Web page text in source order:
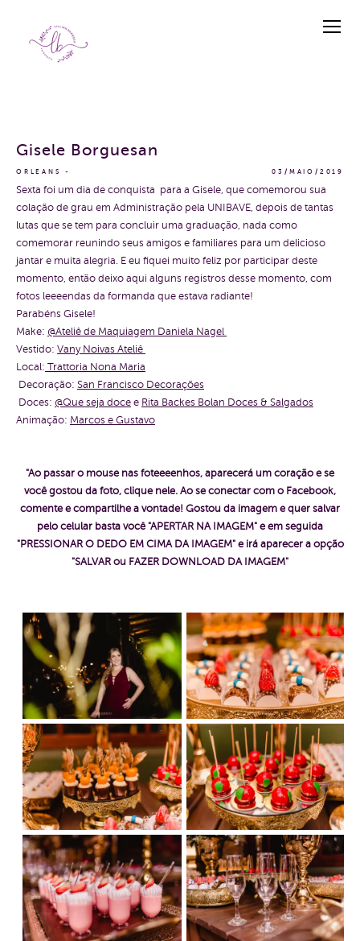
ORLEANS 03/MAIO/2019
Gisele Borguesan
Sexta foi um dia de conquista para a Gisele, que comemorou sua
colação de grau em Administração pela UNIBAVE, depois de tantas
lutas que se tem para concluir uma graduação, nada como
comemorar reunindo seus amigos e familiares para um delicioso
jantar e muita alegria. E eu fiquei muito feliz por participar deste
momento, então deixo aqui alguns registros desse momento, com
fotos leeeendas da formanda que estava radiante!
Parabéns Gisele!
Make: @Ateliê de Maquiagem Daniela Nagel
Vestido: Vany Noivas Ateliê
Local: Trattoria Nona Maria
Decoração: San Francisco Decorações
Doces: @Que seja doce e Rita Backes Bolan Doces & Salgados
Animação: Marcos e Gustavo
"Ao passar o mouse nas foteeeenhos, aparecerá um coração e se
você gostou da foto, clique nele. Ao se conectar com o Facebook,
comente e compartilhe a vontade! Gostou da imagem e quer salvar
pelo celular basta você "APERTAR NA IMAGEM" e em seguida
"PRESSIONAR O DEDO EM CIMA DA IMAGEM" e irá aparecer a opção
"SALVAR ou FAZER DOWNLOAD DA IMAGEM"